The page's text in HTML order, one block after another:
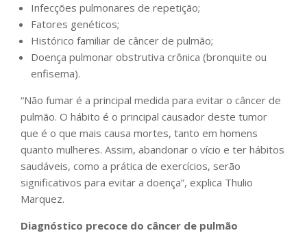
Infecções pulmonares de repetição;
Fatores genéticos;
Histórico familiar de câncer de pulmão;
Doença pulmonar obstrutiva crônica (bronquite ou
enfisema).
“Não fumar é a principal medida para evitar o câncer de
pulmão. O hábito é o principal causador deste tumor
que é o que mais causa mortes, tanto em homens
quanto mulheres. Assim, abandonar o vício e ter hábitos
saudáveis, como a prática de exercícios, serão
significativos para evitar a doença”, explica Thulio
Marquez.
Diagnóstico precoce do câncer de pulmão